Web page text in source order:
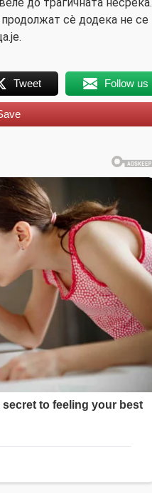
продолжат сè додека не се
Tweet Follow us